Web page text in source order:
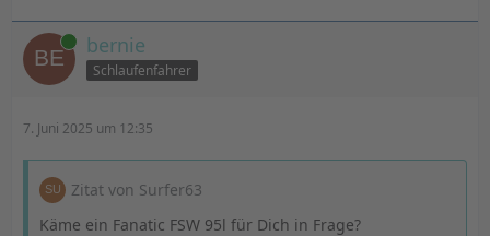
Online bernie
Schlaufenfahrer
7. Juni 2025 um 12:35
Zitat von Surfer63
Käme ein Fanatic FSW 95l für Dich in Frage?